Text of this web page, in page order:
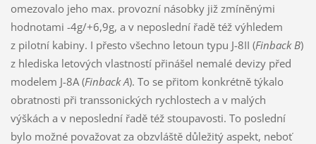
omezovalo jeho max. provozní násobky již zmíněnými
hodnotami -4g/+6,9g, a v neposlední řadě též výhledem
z pilotní kabiny. I přesto všechno letoun typu J-8II (Finback B)
z hlediska letových vlastností přinášel nemalé devizy před
modelem J-8A (Finback A). To se přitom konkrétně týkalo
obratnosti při transsonických rychlostech a v malých
výškách a v neposlední řadě též stoupavosti. To poslední
bylo možné považovat za obzvláště důležitý aspekt, neboť